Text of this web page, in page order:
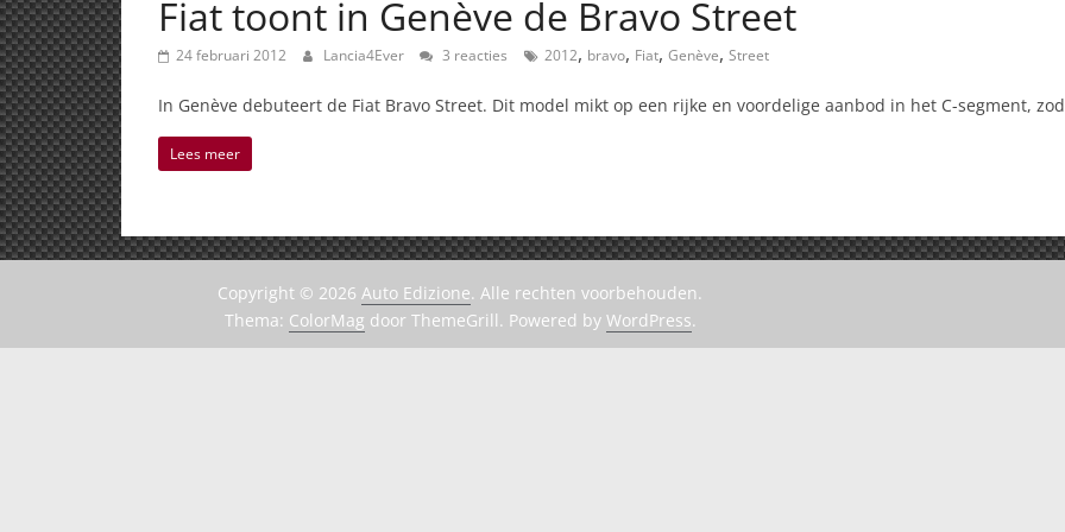
Fiat toont in Genève de Bravo Street
24 februari 2012 Lancia4Ever 3 reacties 2012, bravo, Fiat, Genève, Street
In Genève debuteert de Fiat Bravo Street. Dit model mikt op een rijke en voordelige aanbod in het C-segment,
Lees meer
Copyright © 2026 Auto Edizione. Alle rechten voorbehouden.
Thema: ColorMag door ThemeGrill. Powered by WordPress.